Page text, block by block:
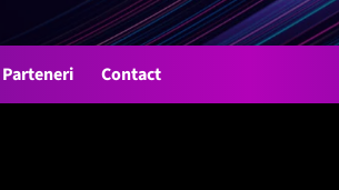
Parteneri Contact